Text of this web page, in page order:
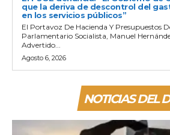
que la deriva de descontrol del
en los servicios públicos”
El Portavoz De Hacienda Y Presupuestos
Parlamentario Socialista, Manuel
Advertido...
Agosto 6, 2026
NOTICIAS DEL